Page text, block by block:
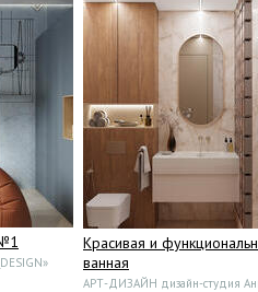
Красивая и
ванная
АРТ-ДИЗАЙН дизайн-студия